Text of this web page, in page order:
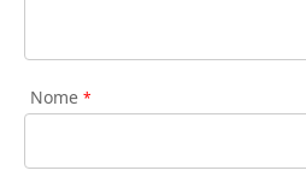
Nome *